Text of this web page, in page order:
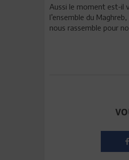
Aussi le moment est-il
l’ensemble du
nous rassemble pour